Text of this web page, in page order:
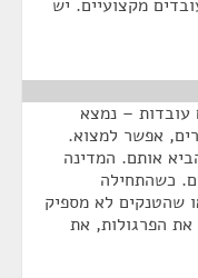
מקצועיים. יש
עובדות – נמצא
אפשר למצוא.
אותם. המדינה
כשהתחילה
שהטנקים לא מספיק
את הפרגולות, את